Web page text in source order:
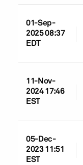
01-Sep-
2025 08:37
EDT
11-Nov-
2024 17:46
EST
05-Dec-
2023 11:51
EST